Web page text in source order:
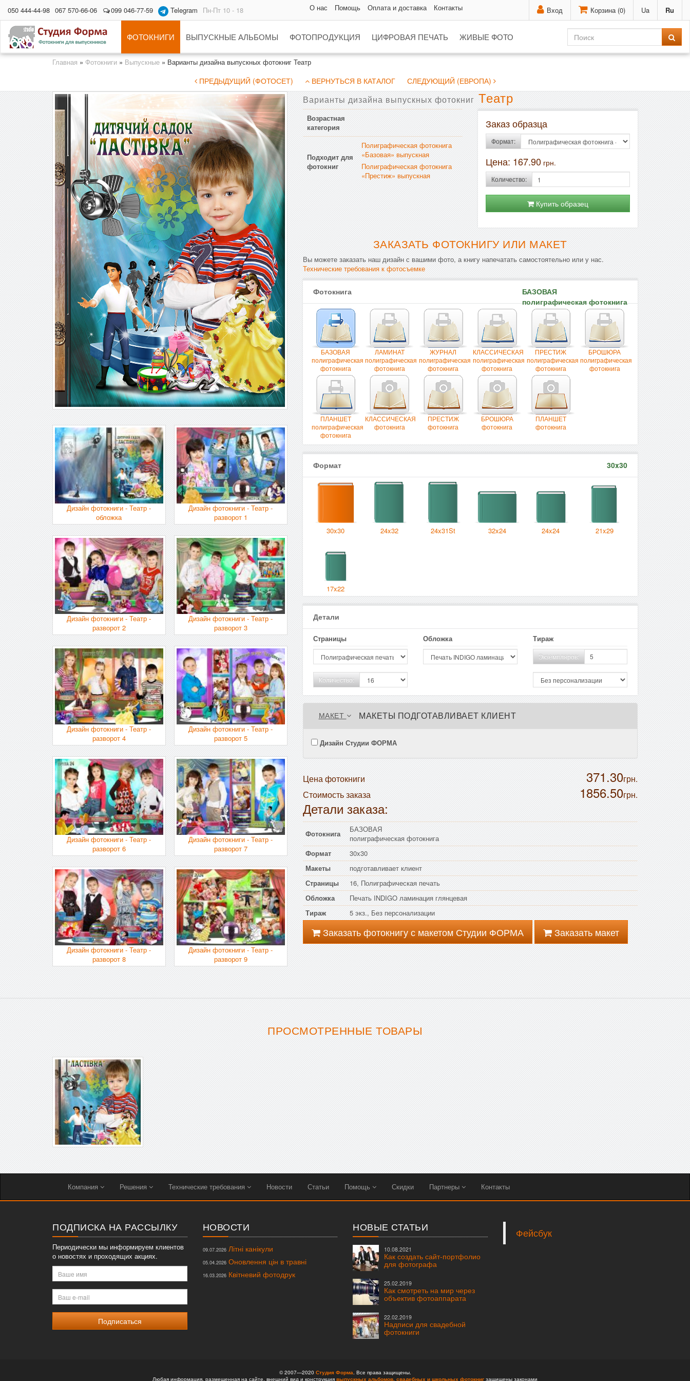
Вход Корзина (0) Ua Ru
050 444-44-98 067 570-66-06 099 046-77-59 Telegram Пн-Пт 10 - 18 О нас Помощь Оплата и доставка Контакты
ФОТОКНИГИ ВЫПУСКНЫЕ АЛЬБОМЫ ФОТОПРОДУКЦИЯ ЦИФРОВАЯ ПЕЧАТЬ ЖИВЫЕ ФОТО
Главная » Фотокниги » Выпускные » Варианты дизайна выпускных фотокниг Театр
ПРЕДЫДУЩИЙ (ФОТОСЕТ) ВЕРНУТЬСЯ В КАТАЛОГ СЛЕДУЮЩИЙ (ЕВРОПА)
Дизайн фотокниги - Театр -
обложка
Дизайн фотокниги - Театр -
разворот 1
Дизайн фотокниги - Театр -
разворот 2
Дизайн фотокниги - Театр -
разворот 3
Дизайн фотокниги - Театр -
разворот 4
Дизайн фотокниги - Театр -
разворот 5
Дизайн фотокниги - Театр -
разворот 6
Дизайн фотокниги - Театр -
разворот 7
Дизайн фотокниги - Театр -
разворот 8
Дизайн фотокниги - Театр -
разворот 9
Варианты дизайна выпускных фотокниг Театр
Возрастная
категория
Подходит для
фотокниг
Полиграфическая фотокнига
«Базовая» выпускная
Полиграфическая фотокнига
«Престиж» выпускная
Заказ образца
Формат:
Цена: 167.90грн.
Количество:
Купить образец
ЗАКАЗАТЬ ФОТОКНИГУ ИЛИ МАКЕТ
Вы можете заказать наш дизайн с вашими фото, а книгу напечатать самостоятельно или у нас.
Технические требования к фотосъемке
Фотокнига
БАЗОВАЯ
полиграфическая фотокнига
БАЗОВАЯ
полиграфическая
фотокнига
ЛАМИНАТ
полиграфическая
фотокнига
ЖУРНАЛ
полиграфическая
фотокнига
КЛАССИЧЕСКАЯ
полиграфическая
фотокнига
ПРЕСТИЖ
полиграфическая
фотокнига
БРОШЮРА
полиграфическая
фотокнига
ПЛАНШЕТ
полиграфическая
фотокнига
КЛАССИЧЕСКАЯ
фотокнига
ПРЕСТИЖ
фотокнига
БРОШЮРА
фотокнига
ПЛАНШЕТ
фотокнига
Формат 30x30
30x30 24x32 24x31St 32x24 24x24 21x29
17x22
Детали
Страницы
Количество:
Обложка Тираж
Экземпляров:
МАКЕТЫ ПОДГОТАВЛИВАЕТ КЛИЕНТ
МАКЕТ
Дизайн Студии ФОРМА
Цена фотокниги 371.30грн.
1856.50грн.
Стоимость заказа
Детали заказа:
Фотокнига
БАЗОВАЯ
полиграфическая фотокнига
Формат
30x30
Макеты
подготавливает клиент
Страницы
16, Полиграфическая печать
Обложка
Печать INDIGO ламинация глянцевая
Тираж
5 экз., Без персонализации
Заказать фотокнигу с макетом Студии ФОРМА Заказать макет
ПРОСМОТРЕННЫЕ ТОВАРЫ
Компания Решения Технические требования Новости Статьи Помощь Скидки Партнеры Контакты
ПОДПИСКА НА РАССЫЛКУ
Периодически мы информируем клиентов
о новостях и проходящих акциях.
Ваше
имя
Ваш
e-
mail
НОВОСТИ
09.07.2026Літні канікули
05.04.2026Оновлення цін в травні
16.03.2026Квітневий фотодрук
НОВЫЕ СТАТЬИ
10.08.2021
Как создать сайт-портфолио
для фотографа
25.02.2019
Как смотреть на мир через
объектив фотоаппарата
22.02.2019
Надписи для свадебной
фотокниги
Фейсбук
© 2007—2020 Студия Форма. Все права защищены.
Любая информация, размещенная на сайте, внешний вид и конструкция выпускных альбомов, свадебных и школьных фотокниг защищены законами